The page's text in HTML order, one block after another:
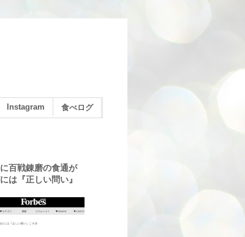
Instagram 食べログ
百戦錬磨の食通が
は『正しい問い』